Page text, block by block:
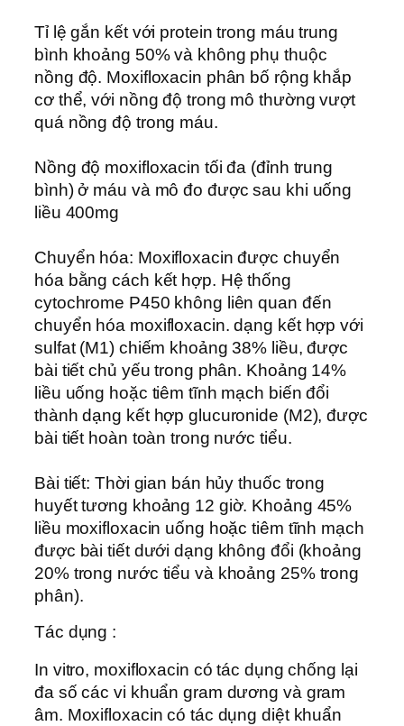
Tỉ lệ gắn kết với protein trong máu trung
bình khoảng 50% và không phụ thuộc
nồng độ. Moxifloxacin phân bố rộng khắp
cơ thể, với nồng độ trong mô thường vượt
quá nồng độ trong máu.
Nồng độ moxifloxacin tối đa (đỉnh trung
bình) ở máu và mô đo được sau khi uống
liều 400mg
Chuyển hóa: Moxifloxacin được chuyển
hóa bằng cách kết hợp. Hệ thống
cytochrome P450 không liên quan đến
chuyển hóa moxifloxacin. dạng kết hợp với
sulfat (M1) chiếm khoảng 38% liều, được
bài tiết chủ yếu trong phân. Khoảng 14%
liều uống hoặc tiêm tĩnh mạch biến đổi
thành dạng kết hợp glucuronide (M2), được
bài tiết hoàn toàn trong nước tiểu.
Bài tiết: Thời gian bán hủy thuốc trong
huyết tương khoảng 12 giờ. Khoảng 45%
liều moxifloxacin uống hoặc tiêm tĩnh mạch
được bài tiết dưới dạng không đổi (khoảng
20% trong nước tiểu và khoảng 25% trong
phân).
Tác dụng :
In vitro, moxifloxacin có tác dụng chống lại
đa số các vi khuẩn gram dương và gram
âm. Moxifloxacin có tác dụng diệt khuẩn